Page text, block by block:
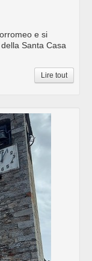
e si
Santa Casa
Lire tout